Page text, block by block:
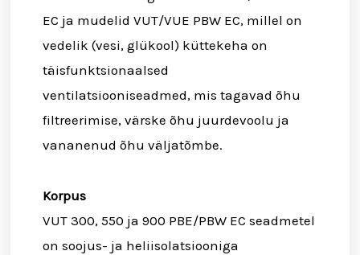
EC ja mudelid VUT/VUE PBW EC, millel on
vedelik (vesi, glükool) küttekeha on
täisfunktsionaalsed
ventilatsiooniseadmed, mis tagavad õhu
filtreerimise, värske õhu juurdevoolu ja
vananenud õhu väljatõmbe.
Korpus
VUT 300, 550 ja 900 PBE/PBW EC seadmetel
on soojus- ja heliisolatsiooniga